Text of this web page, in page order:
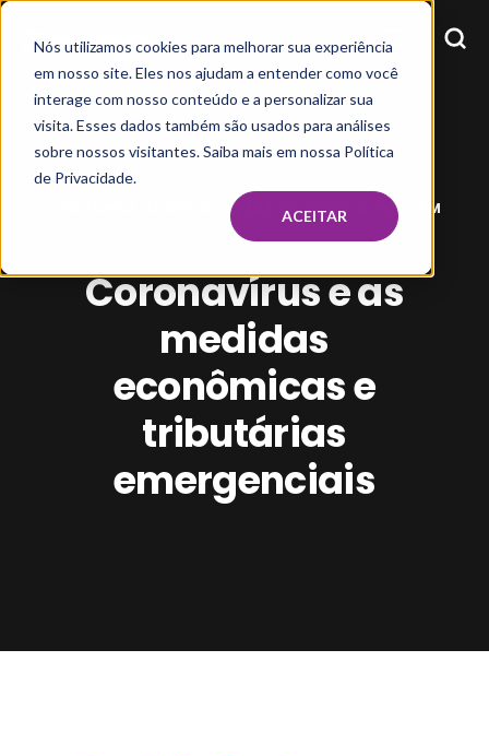
Nós utilizamos cookies para melhorar sua experiência
em nosso site. Eles nos ajudam a entender como você
interage com nosso conteúdo e a personalizar sua
visita. Esses dados também são usados para análises
sobre nossos visitantes. Saiba mais em nossa Política
de Privacidade.
ACEITAR
MAR 23, 2020, 8:15:17 PM
Coronavírus e as
medidas
econômicas e
tributárias
emergenciais